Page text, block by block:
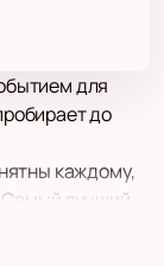
для
до
каждому,
лучший